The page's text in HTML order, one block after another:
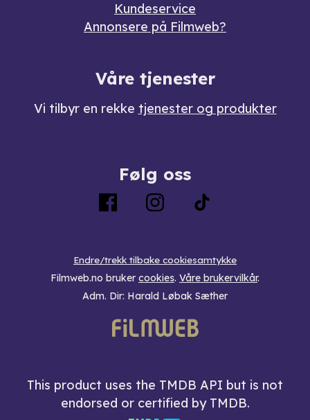
Kundeservice
Annonsere på Filmweb?
Våre tjenester
Vi tilbyr en rekke tjenester og produkter
Følg oss
Endre/trekk tilbake cookiesamtykke
Filmweb.no bruker cookies. Våre brukervilkår.
Adm. Dir: Harald Løbak Sæther
This product uses the TMDB API but is not
endorsed or certified by TMDB.